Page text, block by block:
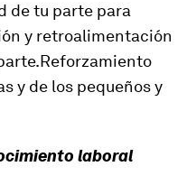
de tu parte para
y retroalimentación
y de los pequeños y
laboral